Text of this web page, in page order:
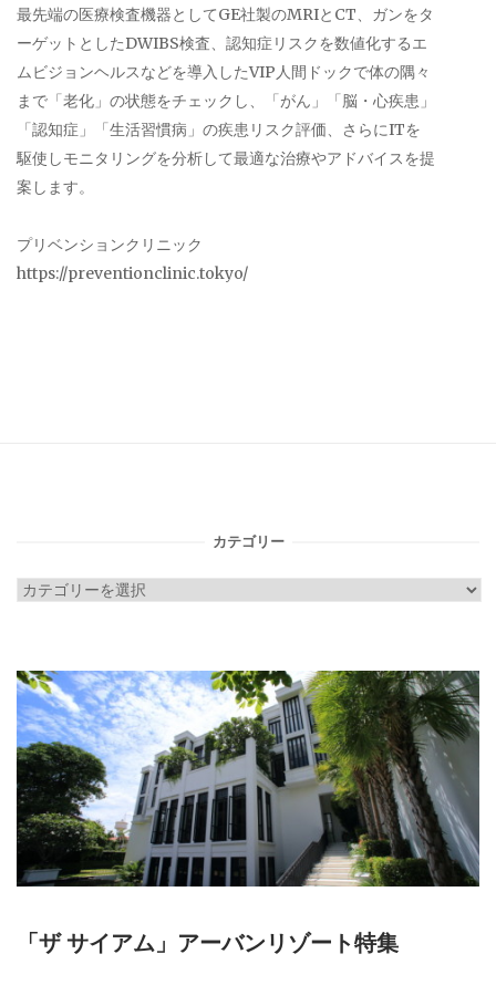
最先端の医療検査機器としてGE社製のMRIとCT、ガンをタ
ーゲットとしたDWIBS検査、認知症リスクを数値化するエ
ムビジョンヘルスなどを導入したVIP人間ドックで体の隅々
まで「老化」の状態をチェックし、「がん」「脳・心疾患」
「認知症」「生活習慣病」の疾患リスク評価、さらにITを
駆使しモニタリングを分析して最適な治療やアドバイスを提
案します。
プリベンションクリニック
https://preventionclinic.tokyo/
カテゴリー
カ
リ
ー
「ザ サイアム」アーバンリゾート特集